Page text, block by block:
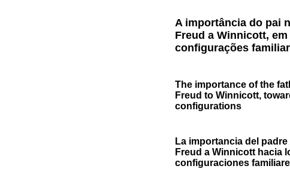
A importância do pai
Freud a Winnicott,
configurações
The importance of the
Freud to Winnicott,
configurations
La importancia del
Freud a Winnicott hacia
configuraciones